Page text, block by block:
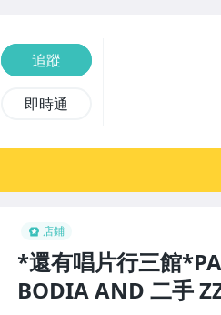
店鋪
*還有唱片行三館
BODIA AND 二手
追蹤
即時通